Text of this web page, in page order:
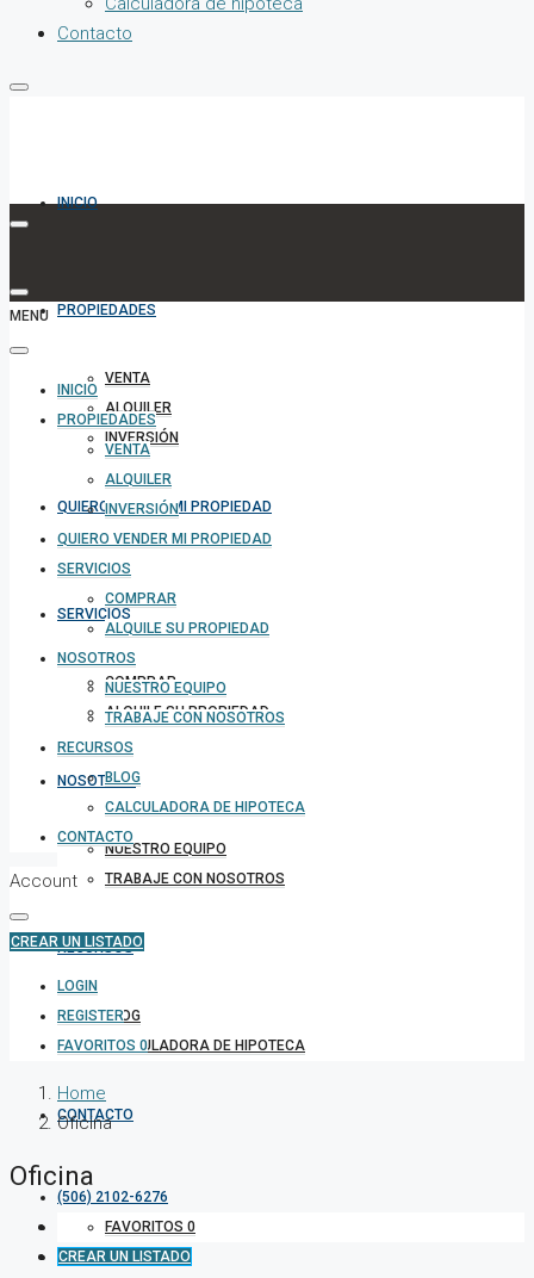
Contacto
INICIO
PROPIEDADES
VENTA
ALQUILER
INVERSIÓN
QUIERO VENDER MI PROPIEDAD
SERVICIOS
COMPRAR
ALQUILE SU PROPIEDAD
NOSOTROS
NUESTRO EQUIPO
TRABAJE CON NOSOTROS
RECURSOS
BLOG
CALCULADORA DE HIPOTECA
CONTACTO
(506) 2102-6276
FAVORITOS 0
CREAR UN LISTADO
MENU
INICIO
PROPIEDADES
VENTA
ALQUILER
INVERSIÓN
QUIERO VENDER MI PROPIEDAD
SERVICIOS
COMPRAR
ALQUILE SU PROPIEDAD
NOSOTROS
NUESTRO EQUIPO
TRABAJE CON NOSOTROS
RECURSOS
BLOG
CALCULADORA DE HIPOTECA
CONTACTO
Account
CREAR UN LISTADO
LOGIN
REGISTER
FAVORITOS 0
Home
Oficina
Oficina